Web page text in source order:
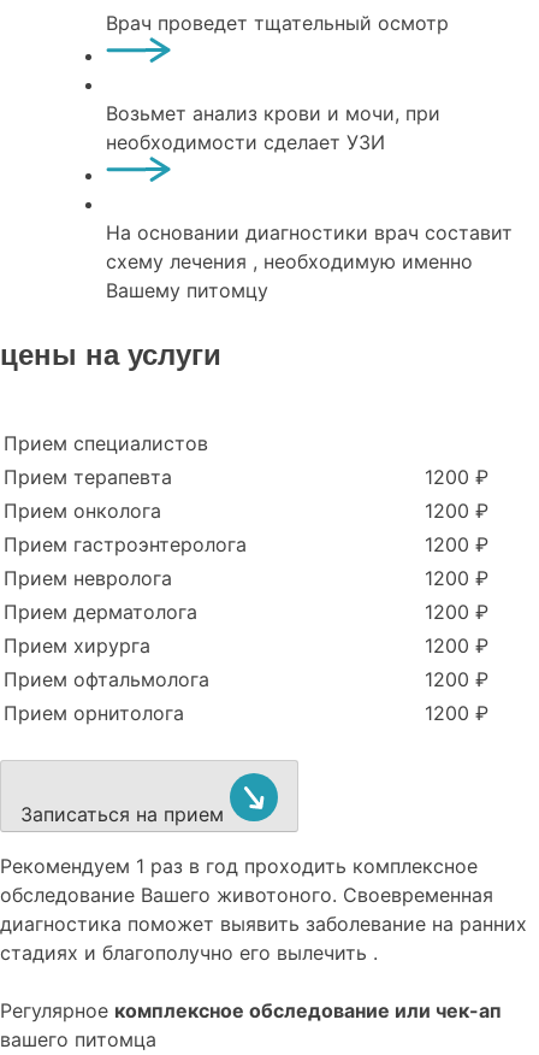
Врач проведет тщательный осмотр
Возьмет анализ крови и мочи, при
необходимости сделает УЗИ
На основании диагностики врач составит
схему лечения , необходимую именно
Вашему питомцу
цены на услуги
Прием специалистов
Прием терапевта
1200 ₽
Прием онколога
1200 ₽
Прием гастроэнтеролога
1200 ₽
Прием невролога
1200 ₽
Прием дерматолога
1200 ₽
Прием хирурга
1200 ₽
Прием офтальмолога
1200 ₽
Прием орнитолога
1200 ₽
Записаться на прием
Рекомендуем 1 раз в год проходить комплексное
обследование Вашего животоного. Своевременная
диагностика поможет выявить заболевание на ранних
стадиях и благополучно его вылечить .
Регулярное комплексное обследование или чек-ап
вашего питомца